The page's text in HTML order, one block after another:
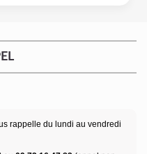
rappelle du lundi au vendredi